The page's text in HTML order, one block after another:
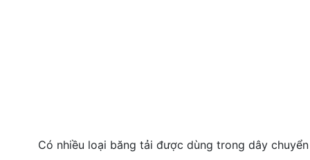
Có nhiều loại băng tải được dùng trong dây